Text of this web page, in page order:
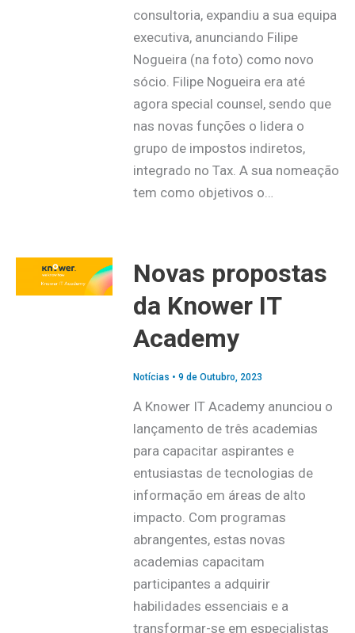
consultoria, expandiu a sua equipa
executiva, anunciando Filipe
Nogueira (na foto) como novo
sócio. Filipe Nogueira era até
agora special counsel, sendo que
nas novas funções o lidera o
grupo de impostos indiretos,
integrado no Tax. A sua nomeação
tem como objetivos o…
Novas propostas
da Knower IT
Academy
Notícias • 9 de Outubro, 2023
A Knower IT Academy anunciou o
lançamento de três academias
para capacitar aspirantes e
entusiastas de tecnologias de
informação em áreas de alto
impacto. Com programas
abrangentes, estas novas
academias capacitam
participantes a adquirir
habilidades essenciais e a
transformar-se em especialistas